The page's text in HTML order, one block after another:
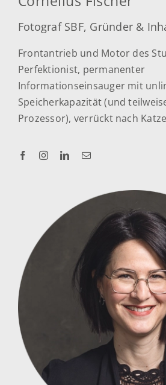
Fotograf SBF, Gründer &
Frontantrieb und Motor des
Perfektionist, permanenter
Informationseinsauger mit
Speicherkapazität (und
Prozessor), verrückt nach